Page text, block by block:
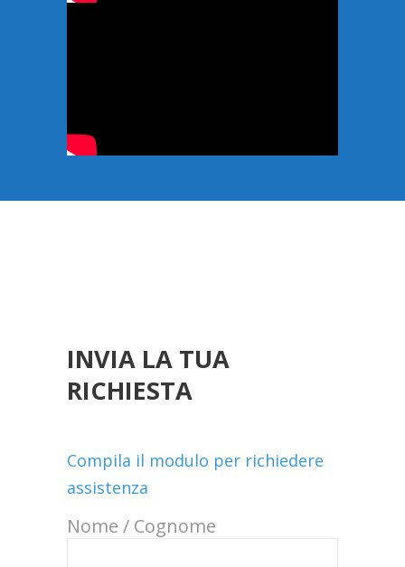
INVIA LA TUA
RICHIESTA
Compila il modulo per richiedere
assistenza
Nome / Cognome